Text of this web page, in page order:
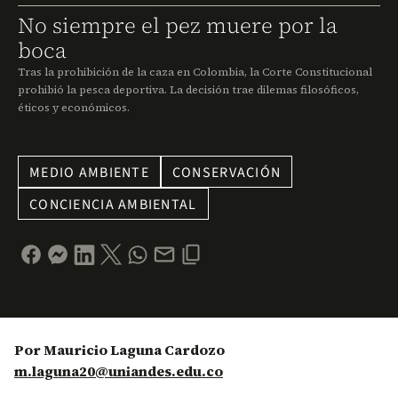
No siempre el pez muere por la
boca
Tras la prohibición de la caza en Colombia, la Corte Constitucional
prohibió la pesca deportiva. La decisión trae dilemas filosóficos,
éticos y económicos.
MEDIO AMBIENTE
CONSERVACIÓN
CONCIENCIA AMBIENTAL
Por Mauricio Laguna Cardozo
m.laguna20@uniandes.edu.co